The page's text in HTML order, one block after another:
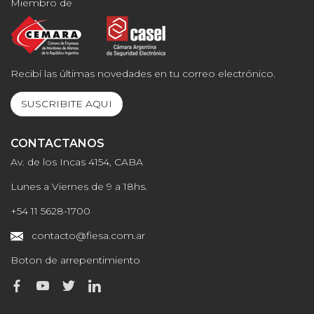
Miembro de
Recibí las últimas novedades en tu correo electrónico.
SUSCRIBITE AQUI
CONTACTANOS
Av. de los Incas 4154, CABA
Lunes a Viernes de 9 a 18hs.
+54 11 5628-1700
contacto@fiesa.com.ar
Boton de arrepentimiento